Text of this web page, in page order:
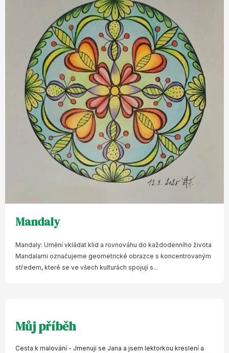
Mandaly
Mandaly: Umění vkládat klid a rovnováhu do každodenního života
Mandalami označujeme geometrické obrazce s koncentrovaným
středem, které se ve všech kulturách spojují s...
Můj příběh
Cesta k malování - Jmenuji se Jana a jsem lektorkou kreslení a